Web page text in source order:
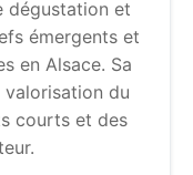
dégustation et
émergents et
en Alsace. Sa
valorisation du
courts et des